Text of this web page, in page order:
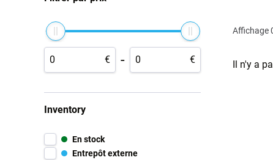
€ - €
Inventory
En stock
Entrepôt externe
Affichage
Il n'y a